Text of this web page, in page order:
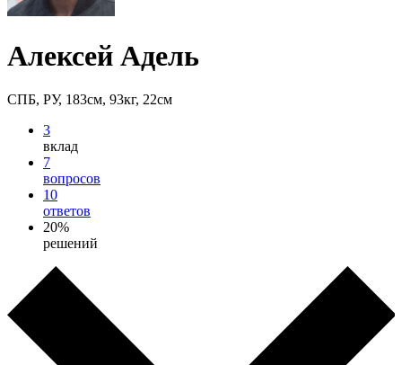
Алексей Адель
СПБ, РУ, 183см, 93кг, 22см
3
вклад
7
вопросов
10
ответов
20%
решений